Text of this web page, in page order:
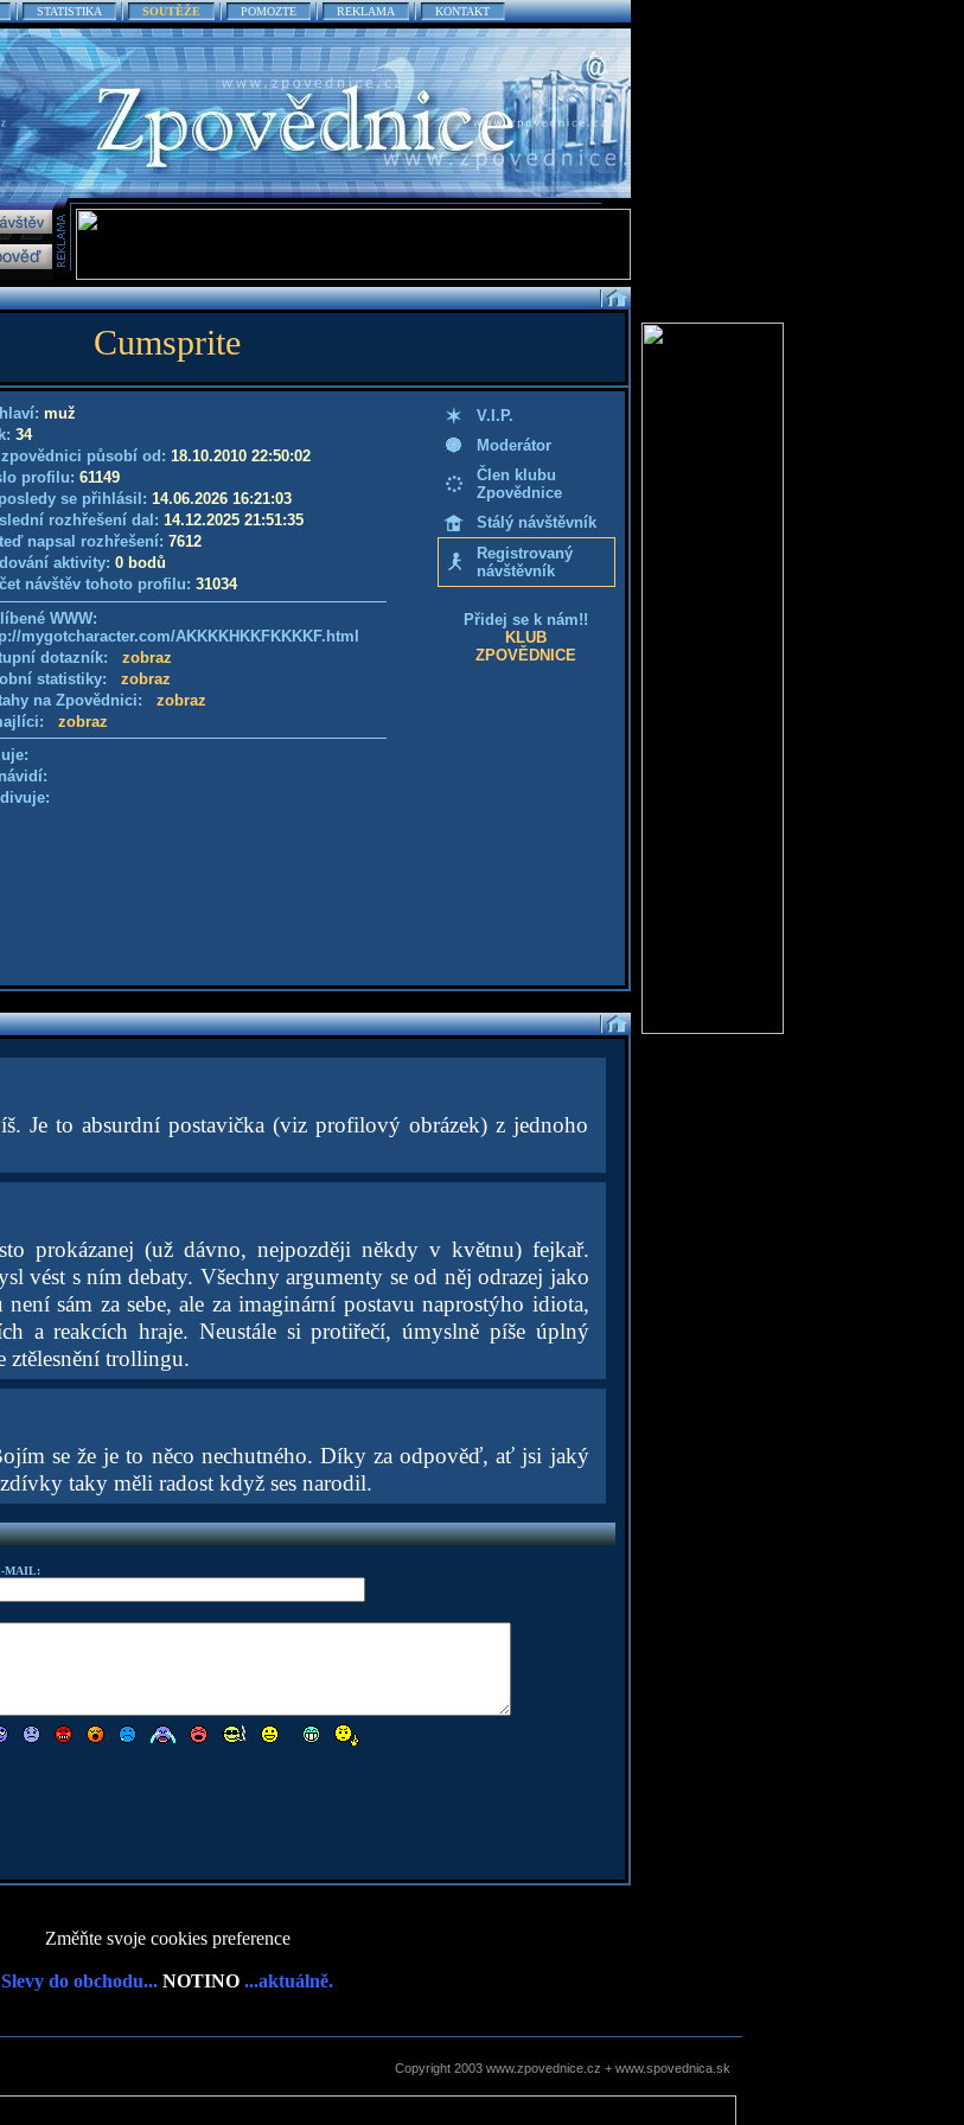
STATISTIKA SOUTĚŽE POMOZTE REKLAMA KONTAKT
Cumsprite
muž
34
zpovědnici působí od: 18.10.2010 22:50:02
profilu: 61149
se přihlásil: 14.06.2026 16:21:03
rozhřešení dal: 14.12.2025 21:51:35
napsal rozhřešení: 7612
aktivity: 0 bodů
návštěv tohoto profilu: 31034
WWW:
mygotcharacter.com/AKKKKHKKFKKKKF.html
dotazník: zobraz
statistiky: zobraz
na Zpovědnici: zobraz
zobraz
V.I.P.
Moderátor
Člen klubu
Zpovědnice
Stálý návštěvník
Registrovaný
návštěvník
Přidej se k nám!!
KLUB
ZPOVĚDNICE
Je to absurdní postavička (viz profilový obrázek) z jednoho
prokázanej (už dávno, nejpozději někdy v květnu) fejkař.
vést s ním debaty. Všechny argumenty se od něj odrazej jako
sám za sebe, ale za imaginární postavu naprostýho idiota,
a reakcích hraje. Neustále si protiřečí, úmyslně píše úplný
ztělesnění trollingu.
se že je to něco nechutného. Díky za odpověď, ať jsi jaký
taky měli radost když ses narodil.
MAIL:
Změňte svoje cookies preference
Slevy do obchodu... NOTINO ...aktuálně.
Copyright 2003 www.zpovednice.cz + www.spovednica.sk